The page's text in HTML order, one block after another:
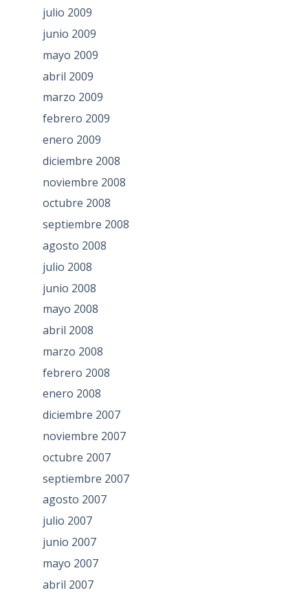
julio 2009
junio 2009
mayo 2009
abril 2009
marzo 2009
febrero 2009
enero 2009
diciembre 2008
noviembre 2008
octubre 2008
septiembre 2008
agosto 2008
julio 2008
junio 2008
mayo 2008
abril 2008
marzo 2008
febrero 2008
enero 2008
diciembre 2007
noviembre 2007
octubre 2007
septiembre 2007
agosto 2007
julio 2007
junio 2007
mayo 2007
abril 2007